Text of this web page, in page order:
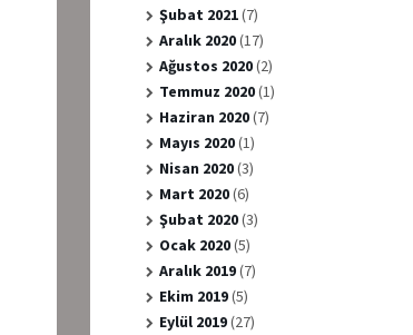
Şubat 2021(7)
Aralık 2020(17)
Ağustos 2020(2)
Temmuz 2020(1)
Haziran 2020(7)
Mayıs 2020(1)
Nisan 2020(3)
Mart 2020(6)
Şubat 2020(3)
Ocak 2020(5)
Aralık 2019(7)
Ekim 2019(5)
Eylül 2019(27)